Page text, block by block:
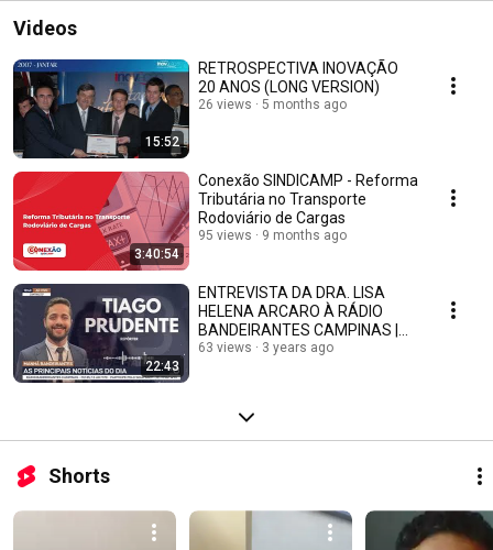
Videos
15:52
RETROSPECTIVA INOVAÇÃO
20 ANOS (LONG VERSION)
26 views 5 months ago
3:40:54
Conexão SINDICAMP - Reforma
Tributária no Transporte
Rodoviário de Cargas
95 views 9 months ago
22:43
ENTREVISTA DA DRA. LISA
HELENA ARCARO À RÁDIO
BANDEIRANTES CAMPINAS |
18.07.2023
63 views 3 years ago
Shorts